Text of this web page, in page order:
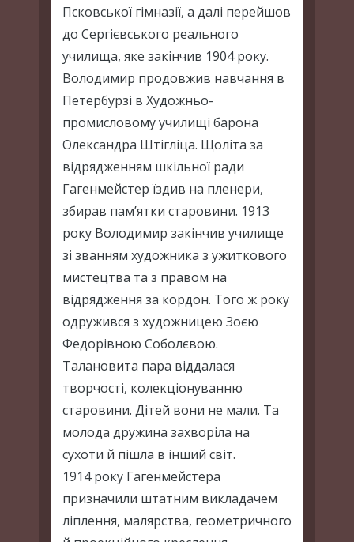
Псковської гімназії, а далі перейшов
до Сергієвського реального
училища, яке закінчив 1904 року.
Володимир продовжив навчання в
Петербурзі в Художньо-
промисловому училищі барона
Олександра Штігліца. Щоліта за
відрядженням шкільної ради
Гагенмейстер їздив на пленери,
збирав пам’ятки старовини. 1913
року Володимир закінчив училище
зі званням художника з ужиткового
мистецтва та з правом на
відрядження за кордон. Того ж року
одружився з художницею Зоєю
Федорівною Соболєвою.
Талановита пара віддалася
творчості, колекціонуванню
старовини. Дітей вони не мали. Та
молода дружина захворіла на
сухоти й пішла в інший світ.
1914 року Гагенмейстера
призначили штатним викладачем
ліплення, малярства, геометричного